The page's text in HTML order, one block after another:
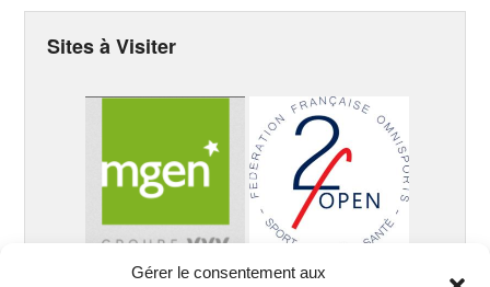
Gérer le consentement aux
Sites à Visiter